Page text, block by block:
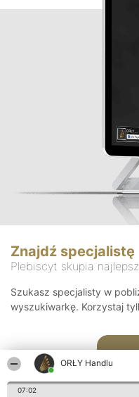
ORŁY Handlu
07:02
Znajdź specjalistę
Plebiscyt skupia
Szukasz specjalisty w
wyszukiwarkę. Korzystaj